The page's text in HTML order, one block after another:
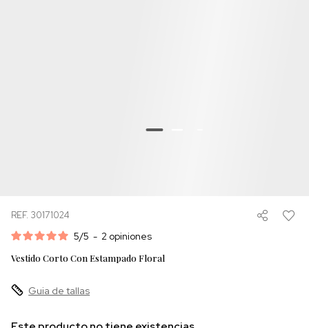
REF. 30171024
5/5 - 2 opiniones
Vestido Corto Con Estampado Floral
Guia de tallas